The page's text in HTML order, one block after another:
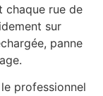
chaque rue de
sur
panne
professionnel